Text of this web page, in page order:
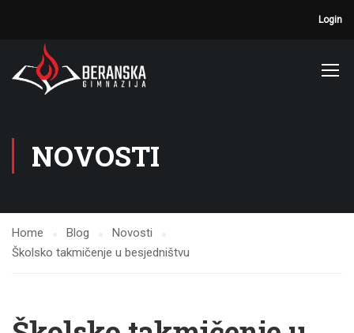
Login
NOVOSTI
Home Blog
Novosti
Školsko takmičenje u besjedništvu